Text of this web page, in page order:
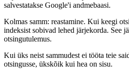
salvestatakse Google'i andmebaasi.
Kolmas samm: reastamine. Kui keegi
indeksist sobivad lehed järjekorda. See
otsingutulemus.
Kui üks neist sammudest ei tööta teie
otsingusse, ükskõik kui hea on sisu.